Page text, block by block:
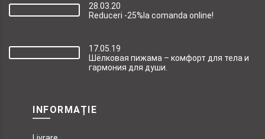
28.03.20
Reduceri -25%la comanda online!
17.05.19
Шёлковая пижама – комфорт для тела и
гармония для души.
INFORMAȚIE